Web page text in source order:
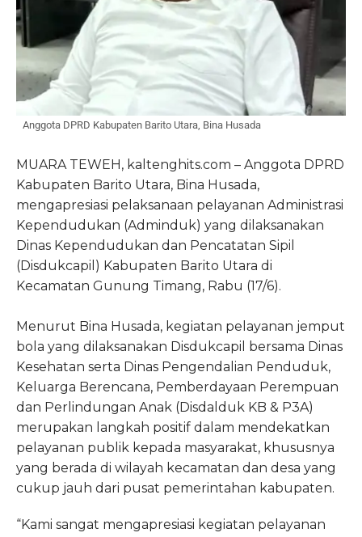
Anggota DPRD Kabupaten Barito Utara, Bina Husada
MUARA TEWEH, kaltenghits.com – Anggota DPRD
Kabupaten Barito Utara, Bina Husada,
mengapresiasi pelaksanaan pelayanan Administrasi
Kependudukan (Adminduk) yang dilaksanakan
Dinas Kependudukan dan Pencatatan Sipil
(Disdukcapil) Kabupaten Barito Utara di
Kecamatan Gunung Timang, Rabu (17/6).
Menurut Bina Husada, kegiatan pelayanan jemput
bola yang dilaksanakan Disdukcapil bersama Dinas
Kesehatan serta Dinas Pengendalian Penduduk,
Keluarga Berencana, Pemberdayaan Perempuan
dan Perlindungan Anak (Disdalduk KB & P3A)
merupakan langkah positif dalam mendekatkan
pelayanan publik kepada masyarakat, khususnya
yang berada di wilayah kecamatan dan desa yang
cukup jauh dari pusat pemerintahan kabupaten.
“Kami sangat mengapresiasi kegiatan pelayanan